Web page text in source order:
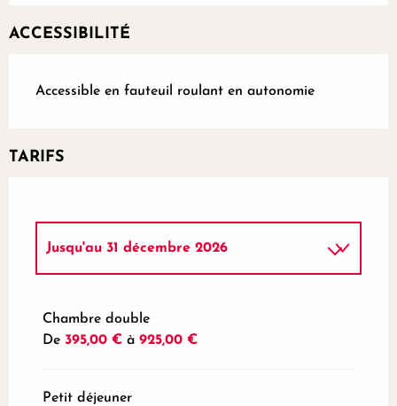
ACCESSIBILITÉ
Accessible en fauteuil roulant en autonomie
TARIFS
Jusqu'au 31 décembre 2026
Chambre double
De 395,00 € à 925,00 €
Petit déjeuner